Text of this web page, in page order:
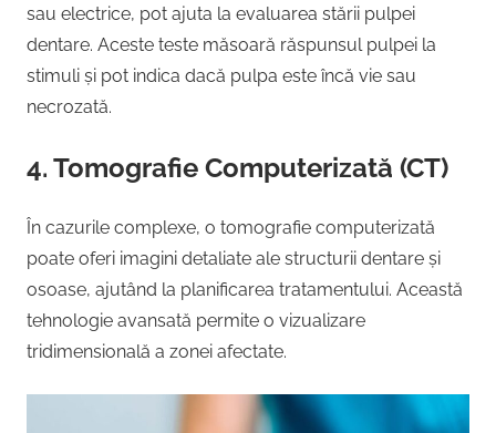
sau electrice, pot ajuta la evaluarea stării pulpei
dentare. Aceste teste măsoară răspunsul pulpei la
stimuli și pot indica dacă pulpa este încă vie sau
necrozată.
4. Tomografie Computerizată (CT)
În cazurile complexe, o tomografie computerizată
poate oferi imagini detaliate ale structurii dentare și
osoase, ajutând la planificarea tratamentului. Această
tehnologie avansată permite o vizualizare
tridimensională a zonei afectate.